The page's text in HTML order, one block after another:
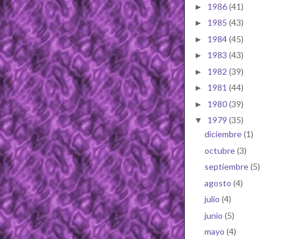
► 1986(41)
► 1985 (43)
► 1984(45)
► 1983 (43)
► 1982 (39)
► 1981 (44)
► 1980(39)
▼ 1979 (35)
diciembre(1)
octubre(3)
septiembre(5)
agosto (4)
julio (4)
junio (5)
mayo (4)